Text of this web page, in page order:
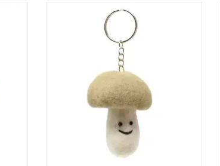
• Aus recyceltem Material
• 7 cm
• Handgemacht in Nepal
ZUM WARENKORB HINZUFÜGEN